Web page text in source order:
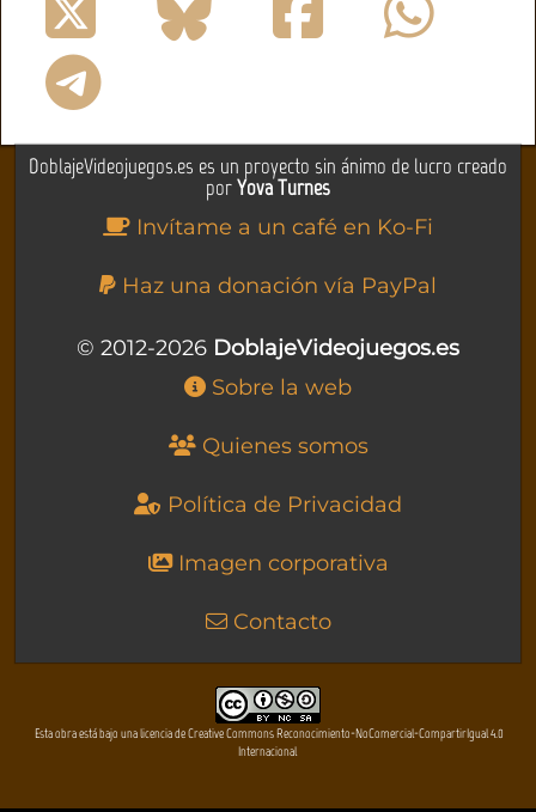
DoblajeVideojuegos.es es un proyecto sin ánimo de lucro creado
porYova Turnes
Invítame a un café en Ko-Fi
Haz una donación vía PayPal
© 2012-2026 DoblajeVideojuegos.es
Sobre la web
Quienes somos
Política de Privacidad
Imagen corporativa
Contacto
Esta obra está bajo una licencia de Creative Commons Reconocimiento-NoComercial-CompartirIgual 4.0
Internacional